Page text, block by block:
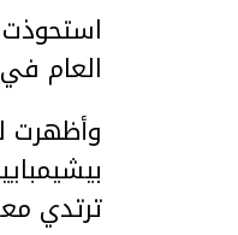
العام
وأظهرت
ترتدي